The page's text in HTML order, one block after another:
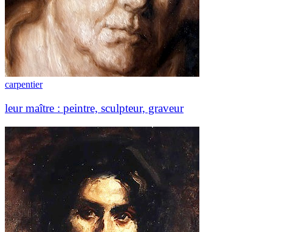
carpentier
leur maître : peintre, sculpteur, graveur